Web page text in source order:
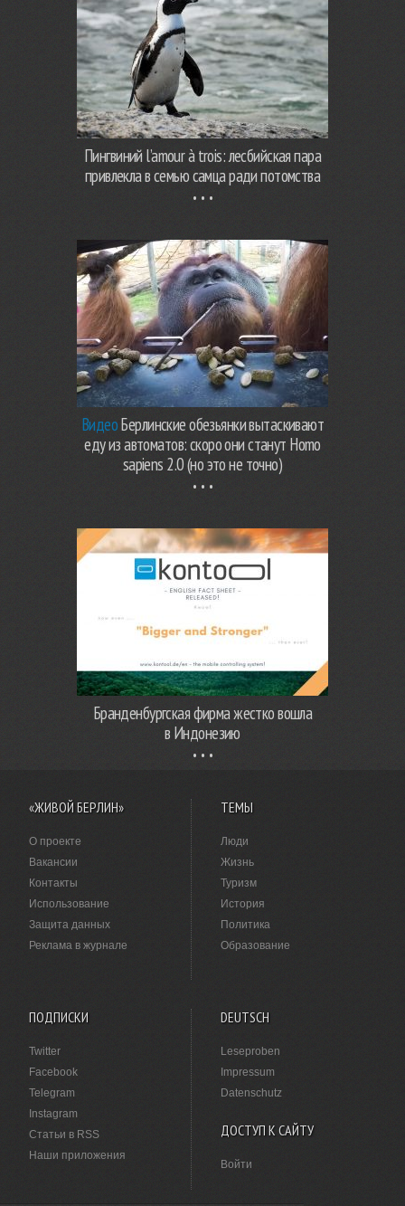
Пингвиний l’amour à trois: лесбийская пара
привлекла в семью самца ради потомства
ВидеоБерлинские обезьянки вытаскивают
еду из автоматов: скоро они станут Homo
sapiens 2.0 (но это не точно)
Бранденбургская фирма жестко вошла
в Индонезию
«ЖИВОЙ БЕРЛИН»
О проекте
Вакансии
Контакты
Использование
Защита данных
Реклама в журнале
ТЕМЫ
Люди
Жизнь
Туризм
История
Политика
Образование
ПОДПИСКИ
Twitter
Facebook
Telegram
Instagram
Статьи в RSS
Наши приложения
DEUTSCH
Leseproben
Impressum
Datenschutz
ДОСТУП К САЙТУ
Войти